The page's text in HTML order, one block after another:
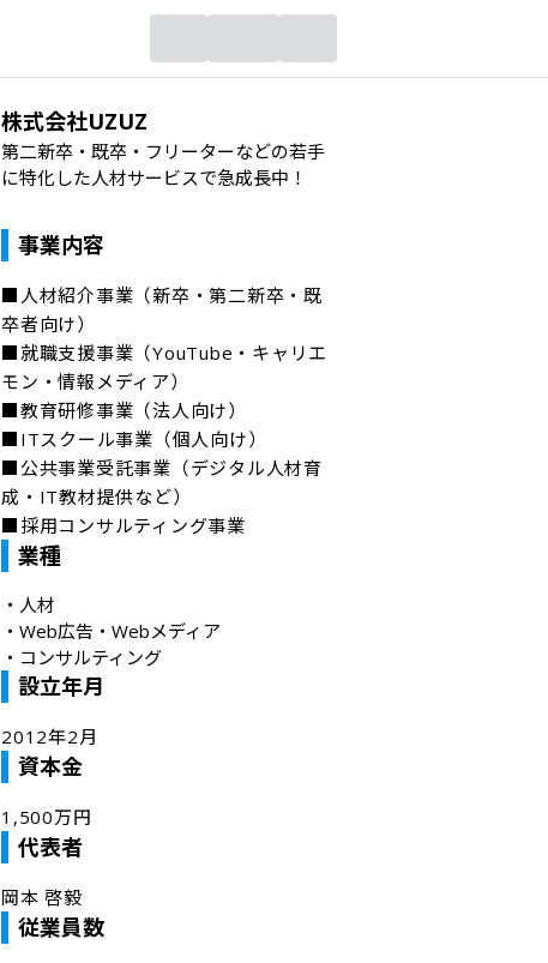
株式会社UZUZ
第二新卒・既卒・フリーターなどの若手
に特化した人材サービスで急成長中！
事業内容
■人材紹介事業（新卒・第二新卒・既
卒者向け）
■就職支援事業（YouTube・キャリエ
モン・情報メディア）
■教育研修事業（法人向け）
■ITスクール事業（個人向け）
■公共事業受託事業（デジタル人材育
成・IT教材提供など）
■採用コンサルティング事業
業種
・ 人材
・ Web広告・Webメディア
・ コンサルティング
設立年月
2012年2月
資本金
1,500万円
代表者
岡本 啓毅
従業員数